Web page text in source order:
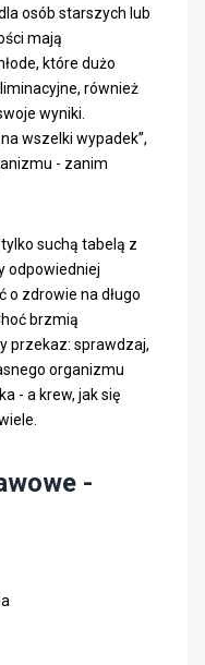
osób starszych lub
mają
które dużo
również
wyniki.
wszelki wypadek”,
- zanim
suchą tabelą z
odpowiedniej
zdrowie na długo
brzmią
przekaz: sprawdzaj,
organizmu
- a krew, jak się
-